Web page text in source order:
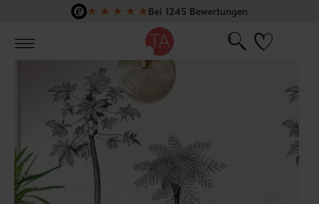
Zum Hauptinhalt springen
★ ★ ★ ★ ★Bei 1245 Bewertungen